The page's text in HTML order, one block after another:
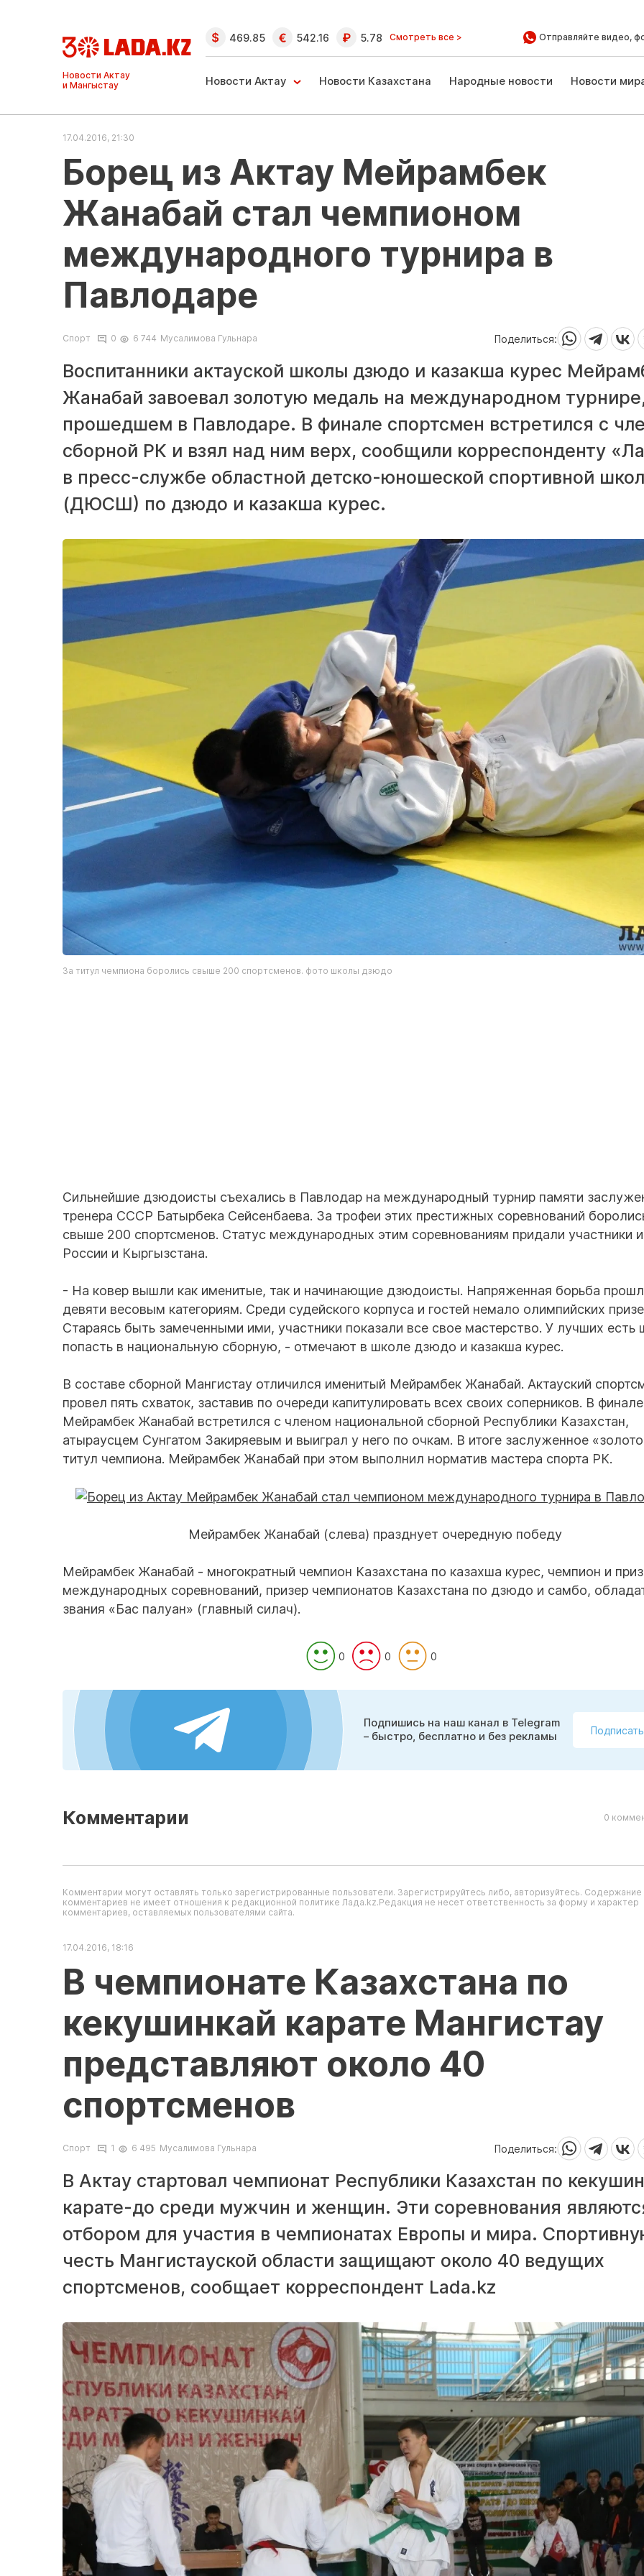
Ақтау және
Манғыстау
жаңалықтары
469.85 542.16 5.78 Смотреть все > Отправляйте видео,
Новости Актау Новости Казахстана Народные новости Новости
17.04.2016, 21:30
Борец из Актау Мейрамбек
Жанабай стал чемпионом
международного турнира в
Павлодаре
Спорт 0 6 744 Мусалимова Гульнара Поделиться:
Воспитанники актауской школы дзюдо и казакша курес
Жанабай завоевал золотую медаль на международном
прошедшем в Павлодаре. В финале спортсмен встретился с
сборной РК и взял над ним верх, сообщили корреспонденту
в пресс-службе областной детско-юношеской спортивной
(ДЮСШ) по дзюдо и казакша курес.
За титул чемпиона боролись свыше 200 спортсменов. фото школы дзюдо
Сильнейшие дзюдоисты съехались в Павлодар на международный турнир памяти
тренера СССР Батырбека Сейсенбаева. За трофеи этих престижных соревнований
свыше 200 спортсменов. Статус международных этим соревнованиям придали участники
России и Кыргызстана.
- На ковер вышли как именитые, так и начинающие дзюдоисты. Напряженная борьба
девяти весовым категориям. Среди судейского корпуса и гостей немало олимпийских
Стараясь быть замеченными ими, участники показали все свое мастерство. У лучших есть
попасть в национальную сборную, - отмечают в школе дзюдо и казакша курес.
В составе сборной Мангистау отличился именитый Мейрамбек Жанабай. Актауский
провел пять схваток, заставив по очереди капитулировать всех своих соперников. В финале
Мейрамбек Жанабай встретился с членом национальной сборной Республики Казахстан,
атыраусцем Сунгатом Закиряевым и выиграл у него по очкам. В итоге заслуженное
титул чемпиона. Мейрамбек Жанабай при этом выполнил норматив мастера спорта РК.
Мейрамбек Жанабай (слева) празднует очередную победу
Мейрамбек Жанабай - многократный чемпион Казахстана по казахша курес, чемпион и
международных соревнований, призер чемпионатов Казахстана по дзюдо и самбо,
звания «Бас палуан» (главный силач).
0 0 0
Подпишись на наш канал в Telegram
– быстро, бесплатно и без рекламы
Комментарии 0
Комментарии могут оставлять только зарегистрированные пользователи. Зарегистрируйтесь либо, авторизуйтесь. Содержание
комментариев не имеет отношения к редакционной политике Лада.kz.Редакция не несет ответственность за форму и характер
комментариев, оставляемых пользователями сайта.
17.04.2016, 18:16
В чемпионате Казахстана по
кекушинкай карате Мангистау
представляют около 40
спортсменов
Спорт 1 6 495 Мусалимова Гульнара Поделиться:
В Актау стартовал чемпионат Республики Казахстан по
карате-до среди мужчин и женщин. Эти соревнования
отбором для участия в чемпионатах Европы и мира.
честь Мангистауской области защищают около 40 ведущих
спортсменов, сообщает корреспондент Lada.kz